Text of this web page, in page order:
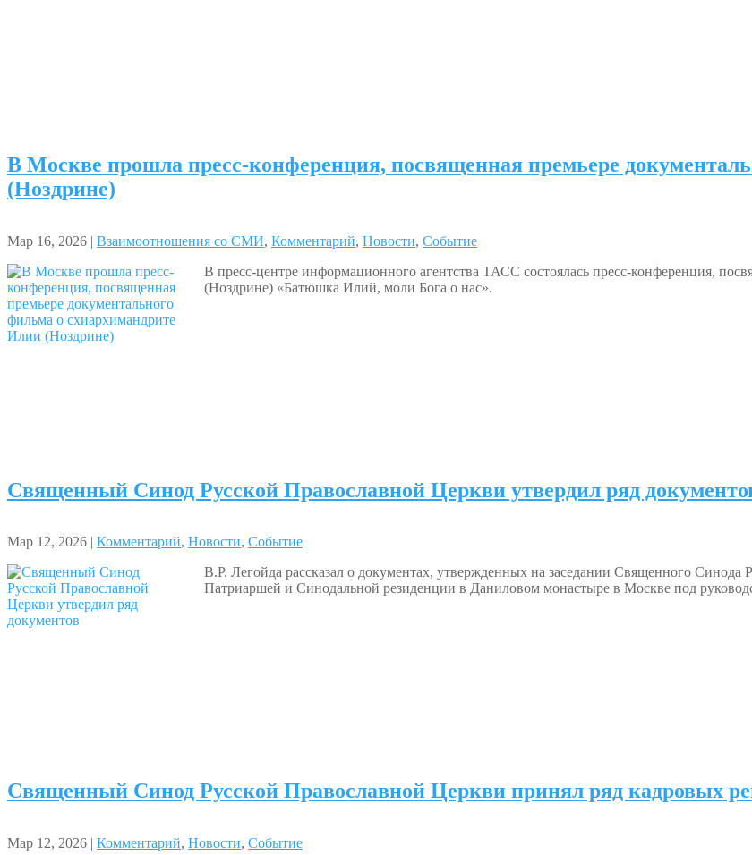
В Москве прошла пресс-конференция, посвященная премьере
(Ноздрине)
Мар 16, 2026 | Взаимоотношения со СМИ, Комментарий, Новости, Событие
В пресс-центре информационного агентства ТАСС состоялась пресс-конференция,
(Ноздрине) «Батюшка Илий, моли Бога о нас».
Священный Синод Русской Православной Церкви утвердил ряд
Мар 12, 2026 | Комментарий, Новости, Событие
В.Р. Легойда рассказал о документах, утвержденных на заседании Священного Синода
Патриаршей и Синодальной резиденции в Даниловом монастыре в Москве под
Священный Синод Русской Православной Церкви принял ряд кадровых
Мар 12, 2026 | Комментарий, Новости, Событие